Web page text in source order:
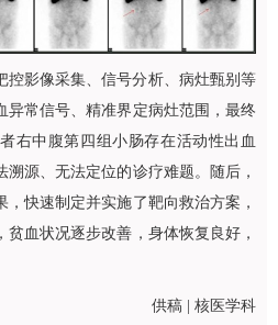
控影像采集、信号分析、病灶甄别等
异常信号、精准界定病灶范围，最终
右中腹第四组小肠存在活动性出血
源、无法定位的诊疗难题。随后，
，快速制定并实施了靶向救治方案，
血状况逐步改善，身体恢复良好，
供稿 | 核医学科